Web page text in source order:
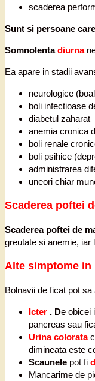
scaderea
Sunt si persoane
Somnolentadiurna
Ea apare in stadii
neurologice
boli infectioase
diabetul zaharat
anemia cronica
boli renale
boli psihice
administrarea
uneori chiar
Scaderea poftei
Scaderea poftei de
greutate si anemie, iar
Alte simptome
Bolnavii de ficat pot
Icter . De obicei
pancreas sau
Urina colorata
dimineata este
Scaunele pot fi
Mancarime de